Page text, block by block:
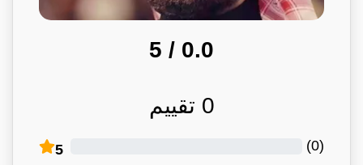
0.0
/ 5
0 تقييم
5 (
0
)